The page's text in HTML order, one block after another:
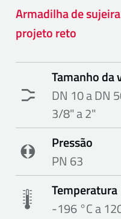
Armadilha de
projeto reto
Tamanho da
DN 10 a DN
3/8" a 2"
Pressão
PN 63
Temperatura
-196 °C a